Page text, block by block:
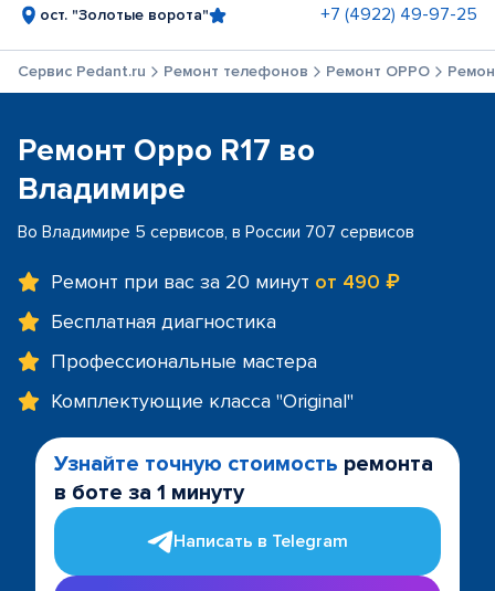
ост. "Золотые ворота" +7 (4922) 49-97-25
Сервис Pedant.ru Ремонт телефонов Ремонт OPPO
Ремонт Oppo R17 во
Владимире
Во Владимире 5 сервисов, в России 707 сервисов
Ремонт при вас за 20 минут от 490 ₽
Бесплатная диагностика
Профессиональные мастера
Комплектующие класса "Original"
Узнайте точную стоимость ремонта
в боте за 1 минуту
Написать в Telegram